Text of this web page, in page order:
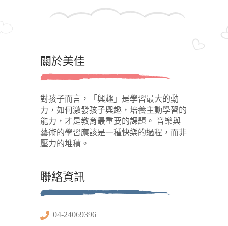
關於美佳
對孩子而言，「興趣」是學習最大的動
力，如何激發孩子興趣，培養主動學習的
能力，才是教育最重要的課題。 音樂與
藝術的學習應該是一種快樂的過程，而非
壓力的堆積。
聯絡資訊
04-24069396